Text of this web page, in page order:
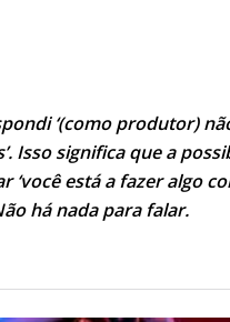
‘(como produtor)
Isso significa que a
está a fazer algo
há nada para falar.